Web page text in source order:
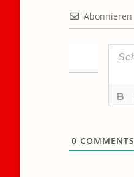
Abonnieren
0 COMMENTS